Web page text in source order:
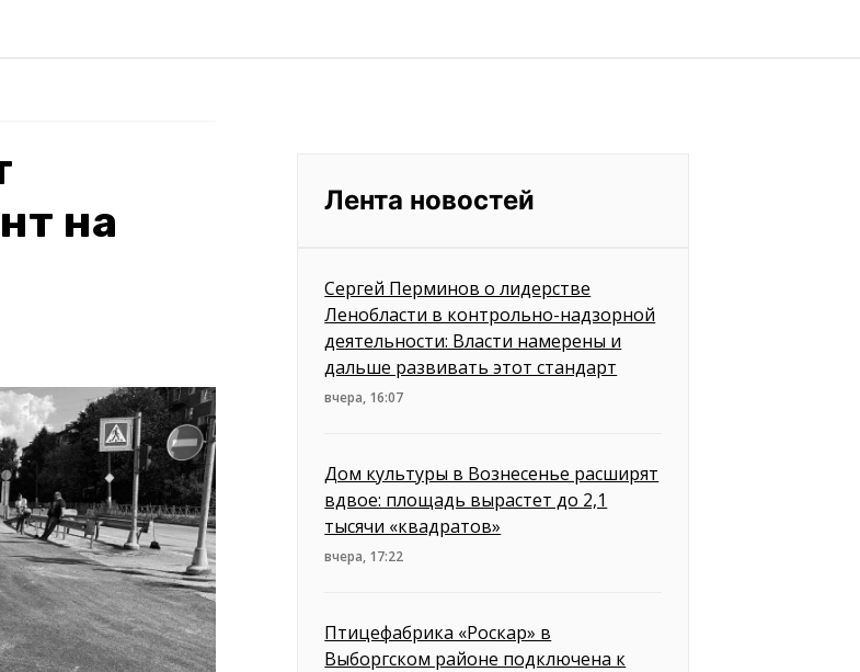
на
Лента новостей
Сергей Перминов о лидерстве
Ленобласти в контрольно-надзорной
деятельности: Власти намерены и
дальше развивать этот стандарт
вчера, 16:07
Дом культуры в Вознесенье расширят
вдвое: площадь вырастет до 2,1
тысячи «квадратов»
вчера, 17:22
Птицефабрика «Роскар» в
Выборгском районе подключена к